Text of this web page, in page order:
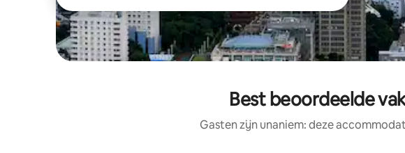
Best beoordeelde
Gasten zijn unaniem: deze